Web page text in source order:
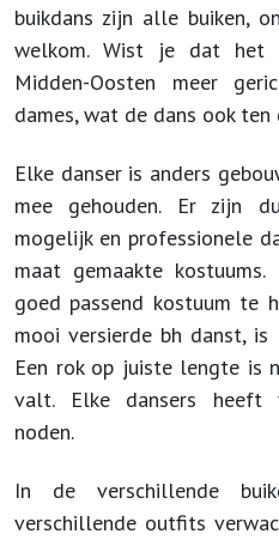
buikdans zijn alle buiken,
welkom. Wist je dat het
Midden-Oosten meer
dames, wat de dans ook ten
Elke danser is anders
mee gehouden. Er zijn
mogelijk en professionele
maat gemaakte
goed passend kostuum te
mooi versierde bh danst,
Een rok op juiste lengte is
valt. Elke dansers heeft
noden.
In de verschillende
verschillende outfits